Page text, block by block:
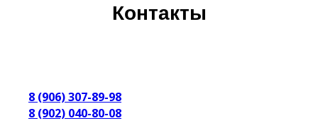
Контакты
8 (906) 307-89-98
8 (902) 040-80-08